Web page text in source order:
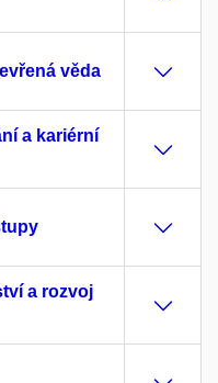
věda
a kariérní
a rozvoj